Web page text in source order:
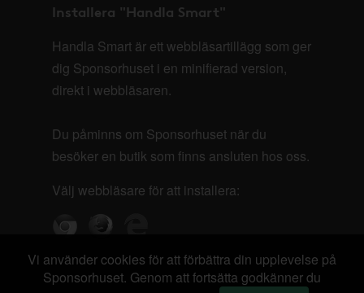
Installera "Handla Smart"
Handla Smart är ett webbläsartillägg som ger
dig Sponsorhuset i en minifierad version,
direkt i webbläsaren.
Du påminns om Sponsorhuset när du
besöker en butik som finns ansluten hos oss.
Välj webbläsare för att installera:
Vi använder cookies för att förbättra din upplevelse på
Sponsorhuset. Genom att fortsätta godkänner du